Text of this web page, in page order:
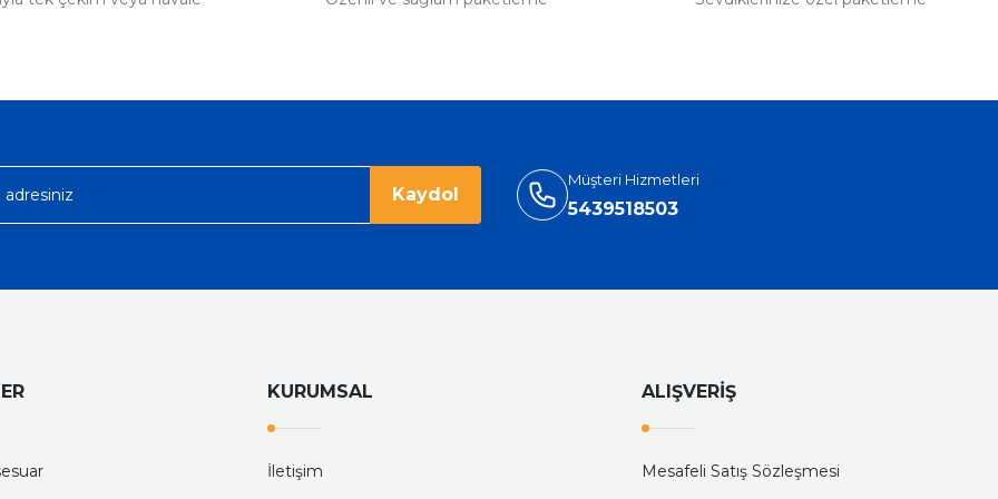
Kaydol
Müşteri Hizmetleri
5439518503
KURUMSAL
İletişim
ALIŞVERİŞ
Mesafeli Satış Sözleşmesi